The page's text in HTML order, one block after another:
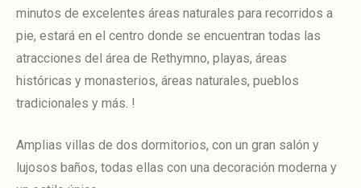
minutos de excelentes áreas naturales para recorridos a
pie, estará en el centro donde se encuentran todas las
atracciones del área de Rethymno, playas, áreas
históricas y monasterios, áreas naturales, pueblos
tradicionales y más. !
Amplias villas de dos dormitorios, con un gran salón y
lujosos baños, todas ellas con una decoración moderna y